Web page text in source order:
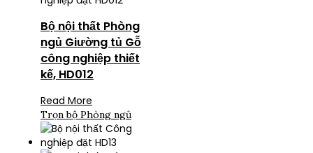
Bộ nội thất Phòng
ngủ Giường tủ Gỗ
công nghiệp thiết
kế, HD012
Read More
Trọn bộ Phòng ngủ